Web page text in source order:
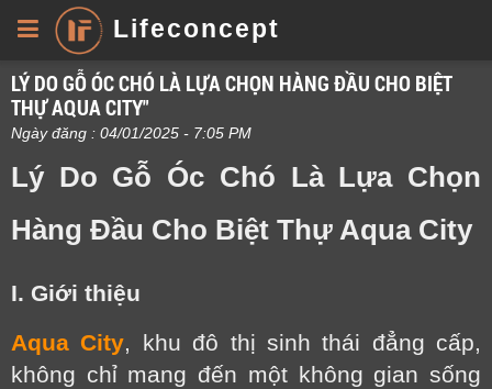
Lifeconcept
LÝ DO GỖ ÓC CHÓ LÀ LỰA CHỌN HÀNG ĐẦU CHO BIỆT
THỰ AQUA CITY"
Ngày đăng : 04/01/2025 - 7:05 PM
Lý Do Gỗ Óc Chó Là Lựa Chọn
Hàng Đầu Cho Biệt Thự Aqua City
I. Giới thiệu
Aqua City, khu đô thị sinh thái đẳng cấp,
không chỉ mang đến một không gian sống